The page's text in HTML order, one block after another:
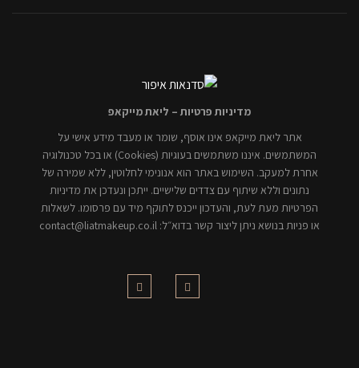
מדיניות פרטיות – ליאת מייקאפ
אתר ליאת מייקאפ אינו אוסף, שומר או מעבד מידע אישי על
המשתמשים. איננו משתמשים בעוגיות (Cookies) או בכל טכנולוגיה
אחרת למעקב. השימוש באתר הוא אנונימי לחלוטין, ללא שמירה של
נתונים וללא שיתוף עם צדדים שלישיים. ייתכן ונעדכן את מדיניות
הפרטיות מעת לעת, והעדכון ייכנס לתוקף מיד עם פרסומו. לשאלות
או פניות בנושא ניתן ליצור קשר בדוא״ל: contact@liatmakeup.co.il